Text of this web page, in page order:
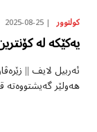
کولتوور 2025-08-25
یەکێکە لە
ئەربیل لایف ||
هەولێر گەیشتووەتە